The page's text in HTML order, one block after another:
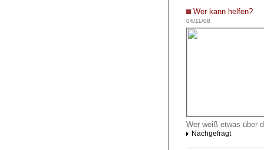
Wer kann helfen?
04/11/08
Wer weiß etwas über
Nachgefragt